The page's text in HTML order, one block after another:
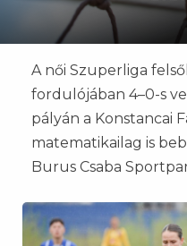
A női Szuperliga
fordulójában 4–0-s
pályán a Konstancai
matematikailag is
Burus Csaba